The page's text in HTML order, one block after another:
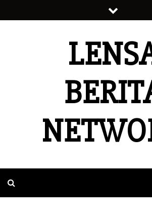
to